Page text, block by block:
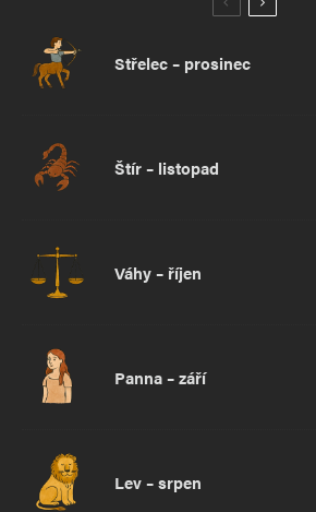
Střelec – prosinec
Štír – listopad
Váhy – říjen
Panna – září
Lev – srpen